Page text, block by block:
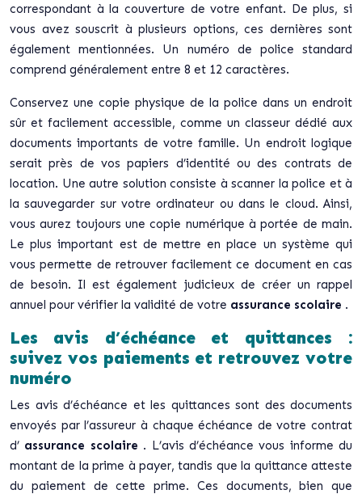
correspondant à la couverture de votre enfant. De plus, si
vous avez souscrit à plusieurs options, ces dernières sont
également mentionnées. Un numéro de police standard
comprend généralement entre 8 et 12 caractères.
Conservez une copie physique de la police dans un endroit
sûr et facilement accessible, comme un classeur dédié aux
documents importants de votre famille. Un endroit logique
serait près de vos papiers d’identité ou des contrats de
location. Une autre solution consiste à scanner la police et à
la sauvegarder sur votre ordinateur ou dans le cloud. Ainsi,
vous aurez toujours une copie numérique à portée de main.
Le plus important est de mettre en place un système qui
vous permette de retrouver facilement ce document en cas
de besoin. Il est également judicieux de créer un rappel
annuel pour vérifier la validité de votre assurance scolaire .
Les avis d’échéance et quittances :
suivez vos paiements et retrouvez votre
numéro
Les avis d’échéance et les quittances sont des documents
envoyés par l’assureur à chaque échéance de votre contrat
d’ assurance scolaire . L’avis d’échéance vous informe du
montant de la prime à payer, tandis que la quittance atteste
du paiement de cette prime. Ces documents, bien que